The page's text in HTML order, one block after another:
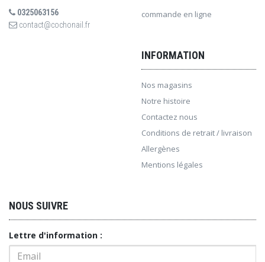
0325063156
contact@cochonail.fr
commande en ligne
INFORMATION
Nos magasins
Notre histoire
Contactez nous
Conditions de retrait / livraison
Allergènes
Mentions légales
NOUS SUIVRE
Lettre d'information :